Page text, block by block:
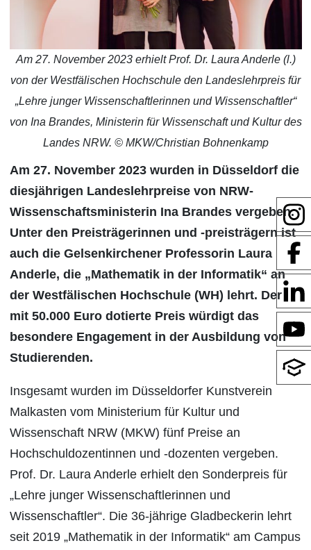
Am 27. November 2023 erhielt Prof. Dr. Laura Anderle (l.)
von der Westfälischen Hochschule den Landeslehrpreis für
„Lehre junger Wissenschaftlerinnen und Wissenschaftler“
von Ina Brandes, Ministerin für Wissenschaft und Kultur des
Landes NRW. © MKW/Christian Bohnenkamp
Am 27. November 2023 wurden in Düsseldorf die
diesjährigen Landeslehrpreise von NRW-
Wissenschaftsministerin Ina Brandes vergeben.
Unter den Preisträgerinnen und -preisträgern ist
auch die Gelsenkirchener Professorin Laura
Anderle, die „Mathematik in der Informatik“ an
der Westfälischen Hochschule (WH) lehrt. Der
mit 50.000 Euro dotierte Preis würdigt das
besondere Engagement in der Ausbildung von
Studierenden.
Insgesamt wurden im Düsseldorfer Kunstverein
Malkasten vom Ministerium für Kultur und
Wissenschaft NRW (MKW) fünf Preise an
Hochschuldozentinnen und -dozenten vergeben.
Prof. Dr. Laura Anderle erhielt den Sonderpreis für
„Lehre junger Wissenschaftlerinnen und
Wissenschaftler“. Die 36-jährige Gladbeckerin lehrt
seit 2019 „Mathematik in der Informatik“ am Campus